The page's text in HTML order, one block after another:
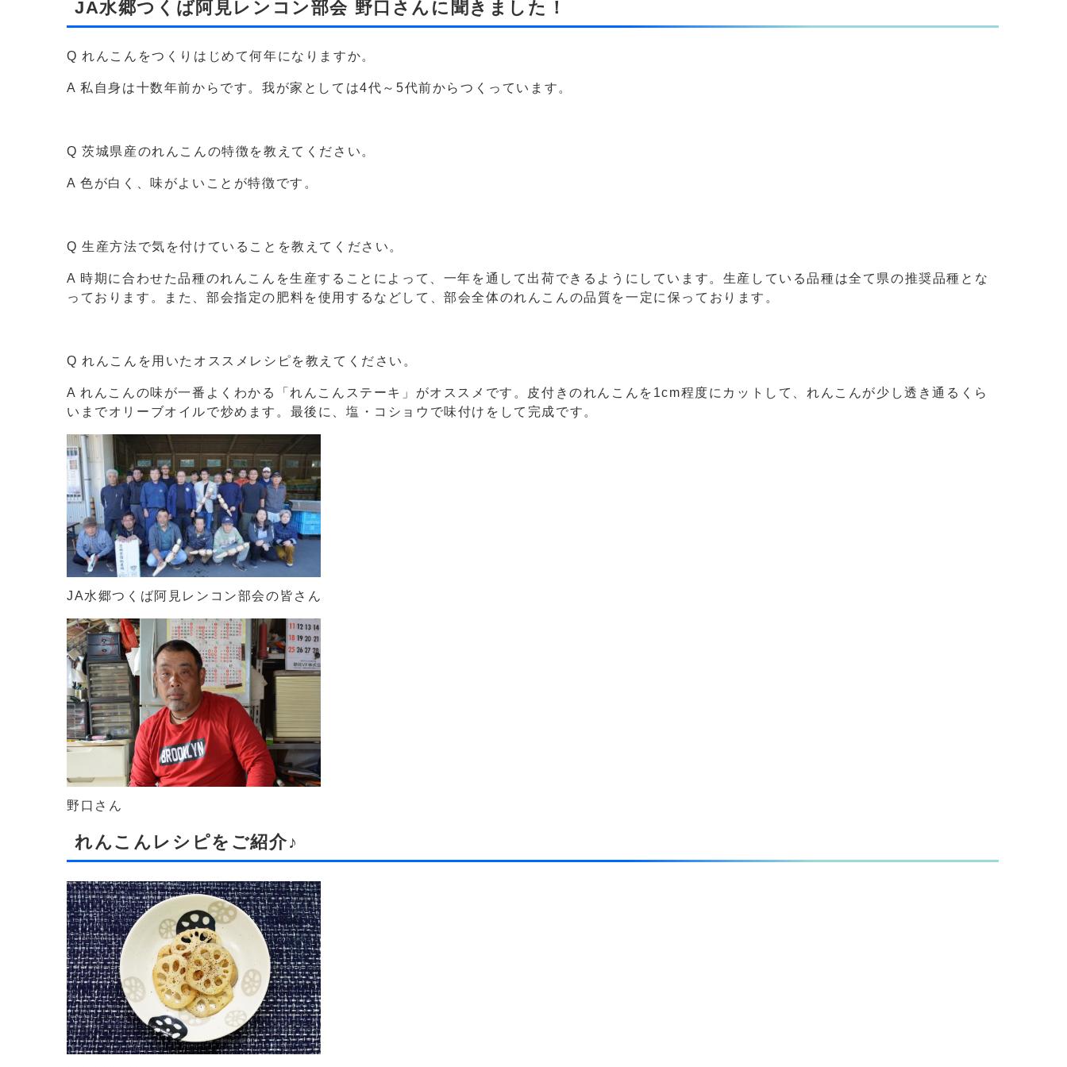
JA水郷つくば阿見レンコン部会 野口さんに聞きました！
Q れんこんをつくりはじめて何年になりますか。
A 私自身は十数年前からです。我が家としては4代～5代前からつくっています。
Q 茨城県産のれんこんの特徴を教えてください。
A 色が白く、味がよいことが特徴です。
Q 生産方法で気を付けていることを教えてください。
A 時期に合わせた品種のれんこんを生産することによって、一年を通して出荷できるようにしています。生産している品種は全て県の推奨品種とな
っております。また、部会指定の肥料を使用するなどして、部会全体のれんこんの品質を一定に保っております。
Q れんこんを用いたオススメレシピを教えてください。
A れんこんの味が一番よくわかる「れんこんステーキ」がオススメです。皮付きのれんこんを1cm程度にカットして、れんこんが少し透き通るくら
いまでオリーブオイルで炒めます。最後に、塩・コショウで味付けをして完成です。
JA水郷つくば阿見レンコン部会の皆さん
野口さん
れんこんレシピをご紹介♪